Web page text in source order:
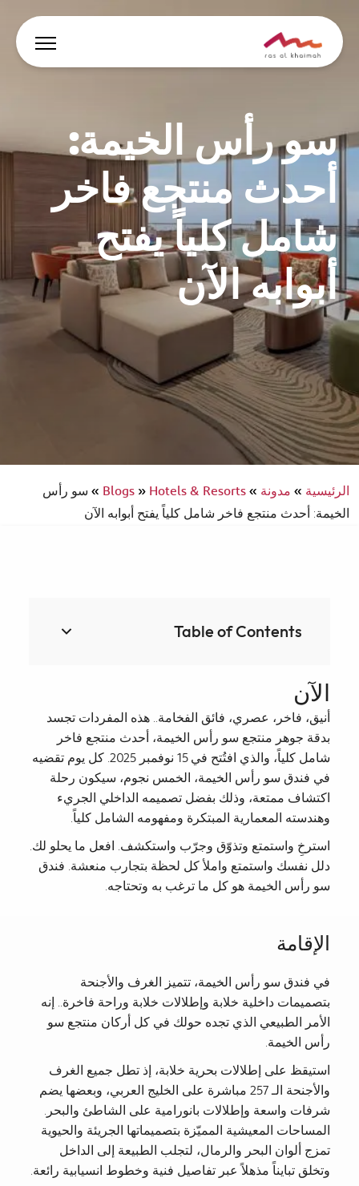
دع الإلهام يقودك
أبرز الفعاليات والأنشطة
خطط لرحلتك
🇸🇦
AR
سو رأس الخيمة:
أحدث منتجع فاخر
شامل كلياً يفتح
أبوابه الآن
الرئيسية»مدونة»
Blogs»Hotels & Resorts
»سو رأس
الخيمة: أحدث منتجع فاخر شامل كلياً يفتح أبوابه الآن
Table of Contents
الآن
أنيق، فاخر، عصري، فائق الفخامة.. هذه المفردات تجسد
بدقة جوهر منتجع سو رأس الخيمة، أحدث منتجع فاخر
شامل كلياً، والذي افتُتح في 15 نوفمبر 2025. كل يوم تقضيه
في فندق سو رأس الخيمة، الخمس نجوم، سيكون رحلة
اكتشاف ممتعة، وذلك بفضل تصميمه الداخلي الجريء
وهندسته المعمارية المبتكرة ومفهومه الشامل كلياً.
استرخِ واستمتع وتذوّق وجرّب واستكشف. افعل ما يحلو لك.
دلل نفسك واستمتع واملأ كل لحظة بتجارب منعشة. فندق
سو رأس الخيمة هو كل ما ترغب به وتحتاجه.
الإقامة
في فندق سو رأس الخيمة، تتميز الغرف والأجنحة
بتصميمات داخلية خلابة وإطلالات خلابة وراحة فاخرة.. إنه
الأمر الطبيعي الذي تجده حولك في كل أركان منتجع سو
رأس الخيمة.
استيقظ على إطلالات بحرية خلابة، إذ تطل جميع الغرف
والأجنحة الـ 257 مباشرة على الخليج العربي، وبعضها يضم
شرفات واسعة وإطلالات بانورامية على الشاطئ والبحر.
المساحات المعيشية المميّزة بتصميماتها الجريئة والحيوية
تمزج ألوان البحر والرمال، لتجلب الطبيعة إلى الداخل
وتخلق تبايناً مذهلاً عبر تفاصيل فنية وخطوط انسيابية رائعة.